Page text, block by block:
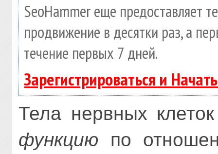
SeoHammer еще предоставляет
продвижение в десятки раз, а
течение первых 7 дней.
Зарегистрироваться и
Тела нервных
функцию по